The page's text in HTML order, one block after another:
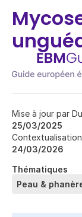
Mise à jour par
25/03/2025
24/03/2026
Thématiques
Peau &